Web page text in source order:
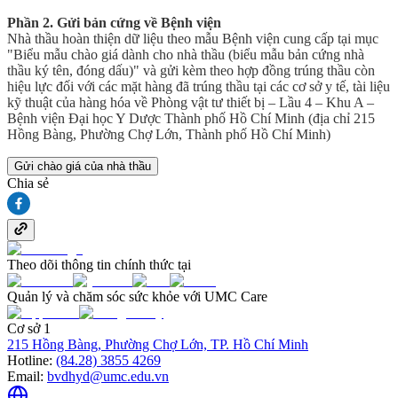
Phần 2. Gửi bản cứng về Bệnh viện
Nhà thầu hoàn thiện dữ liệu theo mẫu Bệnh viện cung cấp tại mục
"Biểu mẫu chào giá dành cho nhà thầu (biểu mẫu bản cứng nhà
thầu ký tên, đóng dấu)" và gửi kèm theo hợp đồng trúng thầu còn
hiệu lực đối với các mặt hàng đã trúng thầu tại các cơ sở y tế, tài liệu
kỹ thuật của hàng hóa về Phòng vật tư thiết bị – Lầu 4 – Khu A –
Bệnh viện Đại học Y Dược Thành phố Hồ Chí Minh (địa chỉ 215
Hồng Bàng, Phường Chợ Lớn, Thành phố Hồ Chí Minh)
Gửi chào giá của nhà thầu
Chia sẻ
Theo dõi thông tin chính thức tại
Quản lý và chăm sóc sức khỏe với UMC Care
Cơ sở 1
215 Hồng Bàng, Phường Chợ Lớn, TP. Hồ Chí Minh
Hotline: (84.28) 3855 4269
Email: bvdhyd@umc.edu.vn